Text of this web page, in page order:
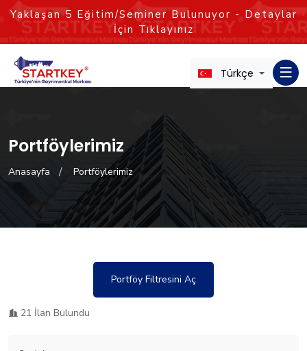
Yaklaşan5 Eğitim/Seminer Bulunuyor - Detaylar
İçin Tıklayınız
Türkçe
Portföylerimiz
Anasayfa Portföylerimiz
Portföy Filtresini Aç
21 İlan Bulundu